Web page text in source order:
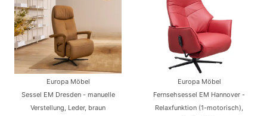
Europa Möbel
Sessel EM Dresden - manuelle
Verstellung, Leder, braun
Europa Möbel
Fernsehsessel EM Hannover -
Relaxfunktion (1-motorisch),